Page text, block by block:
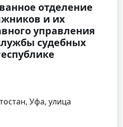
отделение
и их
управления
судебных
Уфа, улица